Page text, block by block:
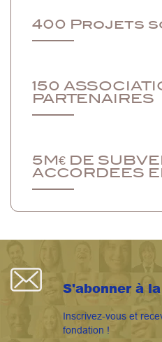
400 Projets
150
PARTENAIRES
5M€ DE
ACCORDEES
S'abonner à
Inscrivez-vous et
fondation !